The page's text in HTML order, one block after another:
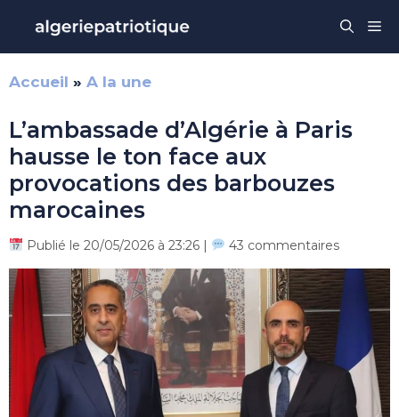
contenu
Accueil » A la une
L’ambassade d’Algérie à Paris
hausse le ton face aux
provocations des barbouzes
marocaines
Publié le 20/05/2026 à 23:26 | 43 commentaires